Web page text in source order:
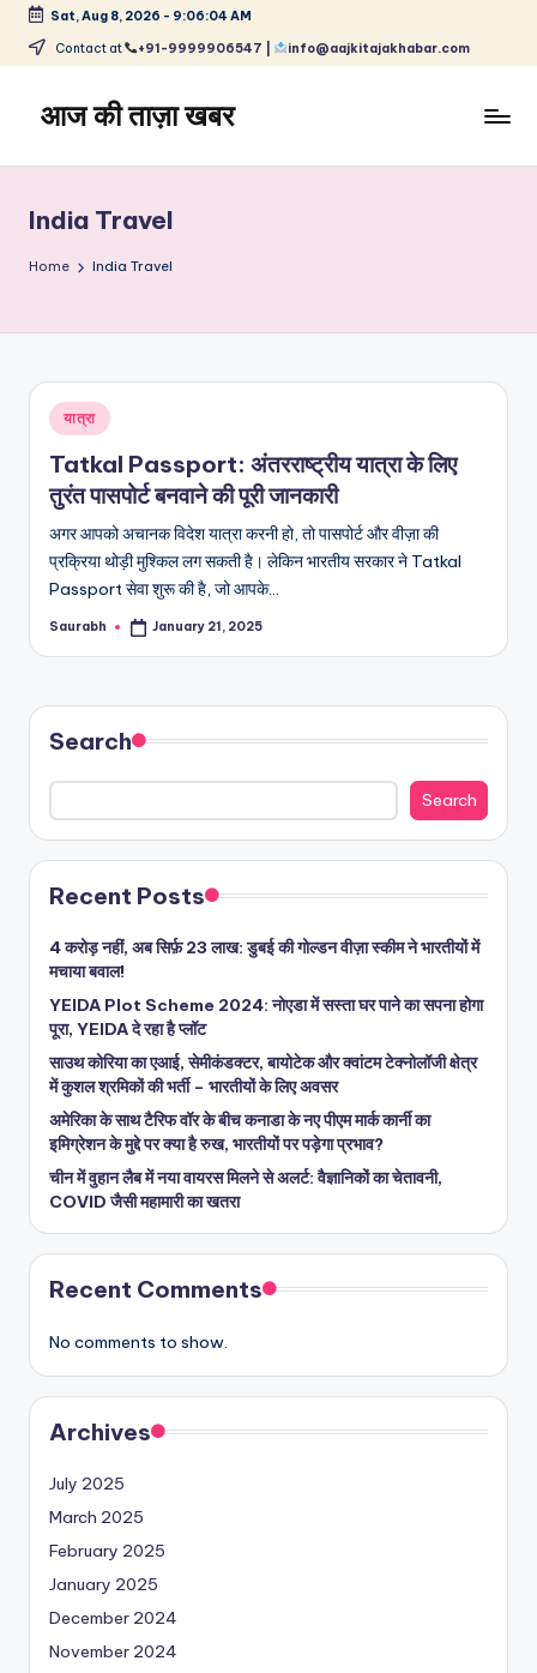
Skip
content
Sat, Aug 8, 2026 - 9:06:04 AM
Contact at +91-9999906547 | info@aajkitajakhabar.com
आज की ताज़ा खबर
ताज़ा
समाचार
–
और
विश्व
India Travel
Home India Travel
Posted
in
यात्रा
Tatkal Passport: अंतरराष्ट्रीय यात्रा के लिए
तुरंत पासपोर्ट बनवाने की पूरी जानकारी
अगर आपको अचानक विदेश यात्रा करनी हो, तो पासपोर्ट और वीज़ा की
प्रक्रिया थोड़ी मुश्किल लग सकती है। लेकिन भारतीय सरकार ने Tatkal
Passport सेवा शुरू की है, जो आपके…
Posted
Saurabh January 21, 2025
Search
Search
Recent Posts
4 करोड़ नहीं, अब सिर्फ़ 23 लाख: डुबई की गोल्डन वीज़ा स्कीम ने भारतीयों में
मचाया बवाल!
YEIDA Plot Scheme 2024: नोएडा में सस्ता घर पाने का सपना होगा
पूरा, YEIDA दे रहा है प्लॉट
साउथ कोरिया का एआई, सेमीकंडक्टर, बायोटेक और क्वांटम टेक्नोलॉजी क्षेत्र
में कुशल श्रमिकों की भर्ती – भारतीयों के लिए अवसर
अमेरिका के साथ टैरिफ वॉर के बीच कनाडा के नए पीएम मार्क कार्नी का
इमिग्रेशन के मुद्दे पर क्या है रुख, भारतीयों पर पड़ेगा प्रभाव?
चीन में वुहान लैब में नया वायरस मिलने से अलर्ट: वैज्ञानिकों का चेतावनी,
COVID जैसी महामारी का खतरा
Recent Comments
No comments to show.
Archives
July 2025
March 2025
February 2025
January 2025
December 2024
November 2024